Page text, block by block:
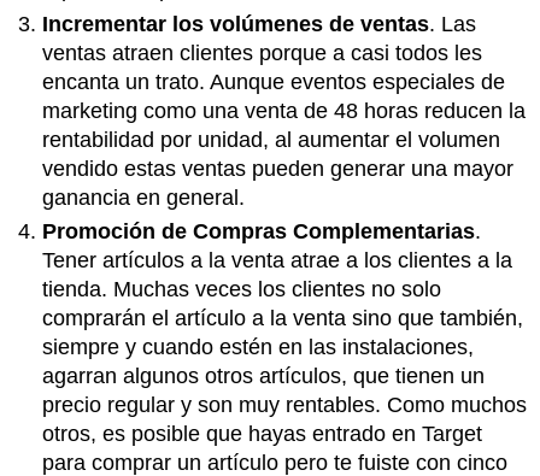
Incrementar los volúmenes de ventas. Las
ventas atraen clientes porque a casi todos les
encanta un trato. Aunque eventos especiales de
marketing como una venta de 48 horas reducen la
rentabilidad por unidad, al aumentar el volumen
vendido estas ventas pueden generar una mayor
ganancia en general.
Promoción de Compras Complementarias.
Tener artículos a la venta atrae a los clientes a la
tienda. Muchas veces los clientes no solo
comprarán el artículo a la venta sino que también,
siempre y cuando estén en las instalaciones,
agarran algunos otros artículos, que tienen un
precio regular y son muy rentables. Como muchos
otros, es posible que hayas entrado en Target
para comprar un artículo pero te fuiste con cinco